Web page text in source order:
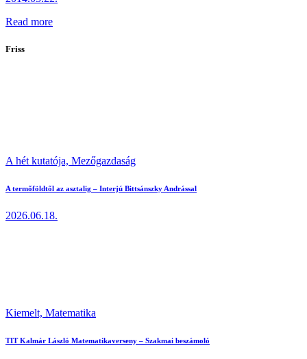
Read more
Friss
A hét kutatója, Mezőgazdaság
A termőföldtől az asztalig – Interjú Bittsánszky Andrással
2026.06.18.
Kiemelt, Matematika
TIT Kalmár László Matematikaverseny – Szakmai beszámoló